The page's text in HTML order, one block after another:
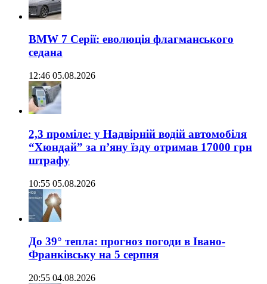
BMW 7 Серії: еволюція флагманського
седана
12:46 05.08.2026
2,3 проміле: у Надвірній водій автомобіля
“Хюндай” за п’яну їзду отримав 17000 грн
штрафу
10:55 05.08.2026
До 39° тепла: прогноз погоди в Івано-
Франківську на 5 серпня
20:55 04.08.2026